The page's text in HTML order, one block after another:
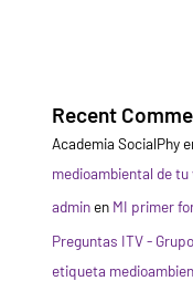
Recent
Academia SocialPhy
medioambiental de tu
adminen MI primer
Preguntas ITV -
etiqueta